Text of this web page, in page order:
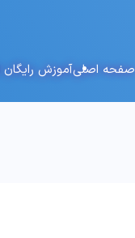
صفحه اصلیآموزش